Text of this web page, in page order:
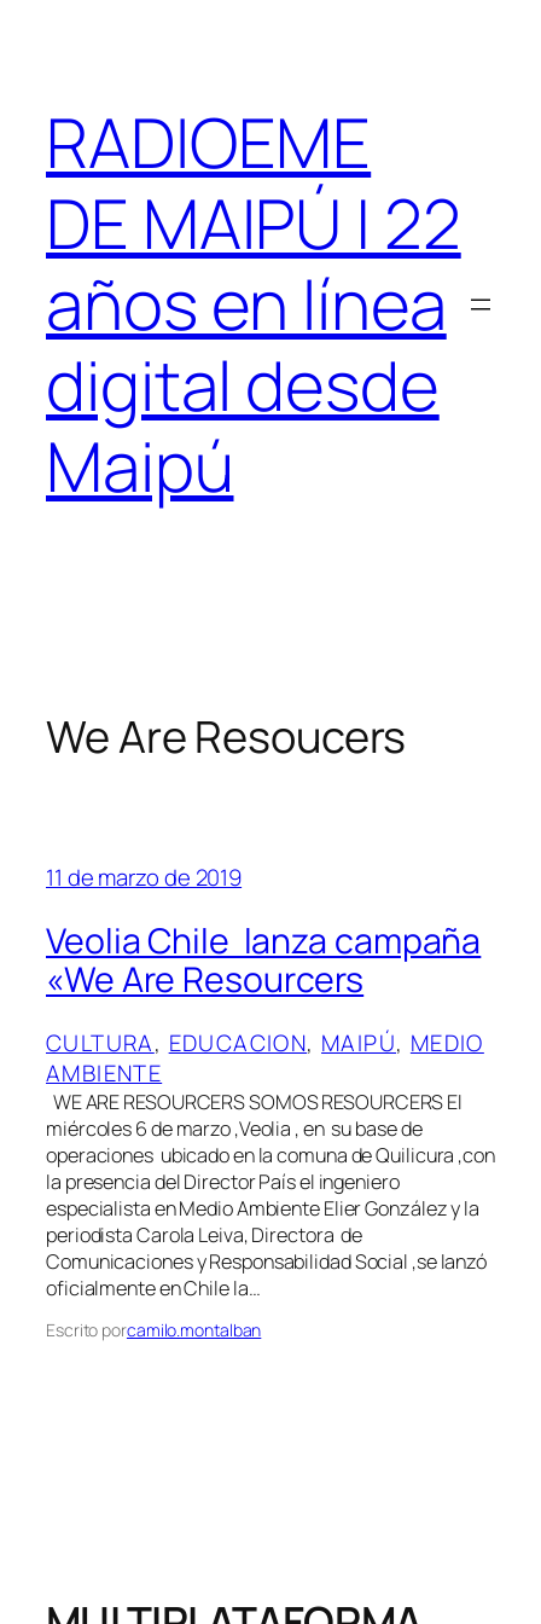
RADIOEME
DE MAIPÚ | 22
años en línea
digital desde
Maipú
We Are Resoucers
11 de marzo de 2019
Veolia Chile lanza campaña
«We Are Resourcers
CULTURA, EDUCACION, MAIPÚ, MEDIO
AMBIENTE
WE ARE RESOURCERS SOMOS RESOURCERS El
miércoles 6 de marzo ,Veolia , en su base de
operaciones ubicado en la comuna de Quilicura ,con
la presencia del Director País el ingeniero
especialista en Medio Ambiente Elier González y la
periodista Carola Leiva, Directora de
Comunicaciones y Responsabilidad Social ,se lanzó
oficialmente en Chile la…
Escrito porcamilo.montalban